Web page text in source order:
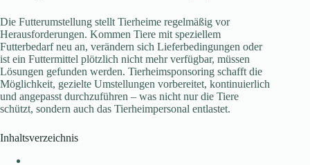
Die Futterumstellung stellt Tierheime regelmäßig vor
Herausforderungen. Kommen Tiere mit speziellem
Futterbedarf neu an, verändern sich Lieferbedingungen oder
ist ein Futtermittel plötzlich nicht mehr verfügbar, müssen
Lösungen gefunden werden. Tierheimsponsoring schafft die
Möglichkeit, gezielte Umstellungen vorbereitet, kontinuierlich
und angepasst durchzuführen – was nicht nur die Tiere
schützt, sondern auch das Tierheimpersonal entlastet.
Inhaltsverzeichnis